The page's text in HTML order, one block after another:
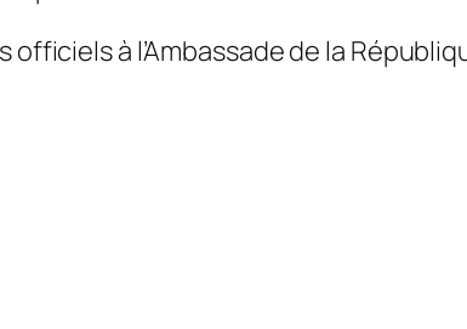
à l’Ambassade de la